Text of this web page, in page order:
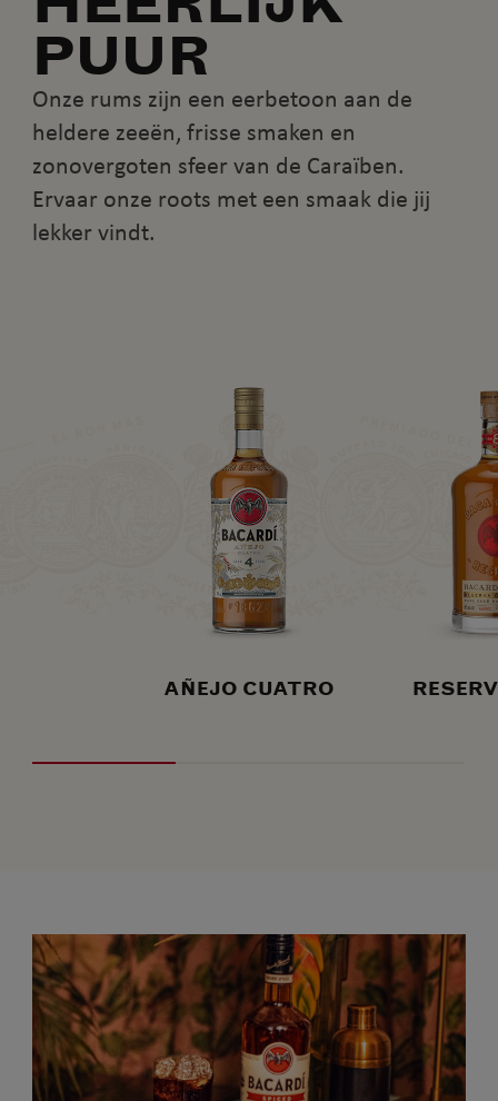
PUUR
Onze rums zijn een eerbetoon aan de
heldere zeeën, frisse smaken en
zonovergoten sfeer van de Caraïben.
Ervaar onze roots met een smaak die jij
lekker vindt.
AÑEJO CUATRO